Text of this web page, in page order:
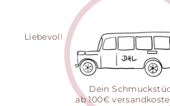
Liebevoll gepackt in zertifizierter
VERSAND
Dein
ab 100€